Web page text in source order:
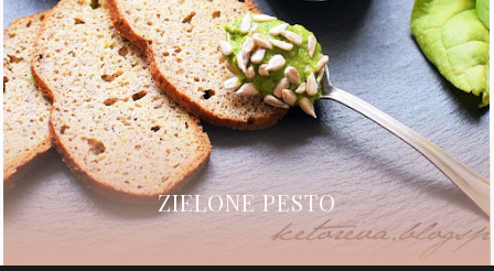
ZIELONE PESTO